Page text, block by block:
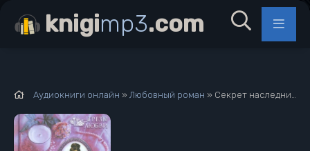
Аудиокниги онлайн » Любовный роман » Секрет наследницы - Картленд Барбара
knigimp3.com